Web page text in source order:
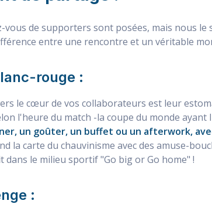
vous de supporters sont posées, mais nous le
entre une rencontre et un véritable
rouge :
le cœur de vos collaborateurs est leur
l'heure du match -la coupe du monde ayant
un goûter, un buffet ou un afterwork,
la carte du chauvinisme avec des amuse-
dans le milieu sportif "Go big or Go home" !
: